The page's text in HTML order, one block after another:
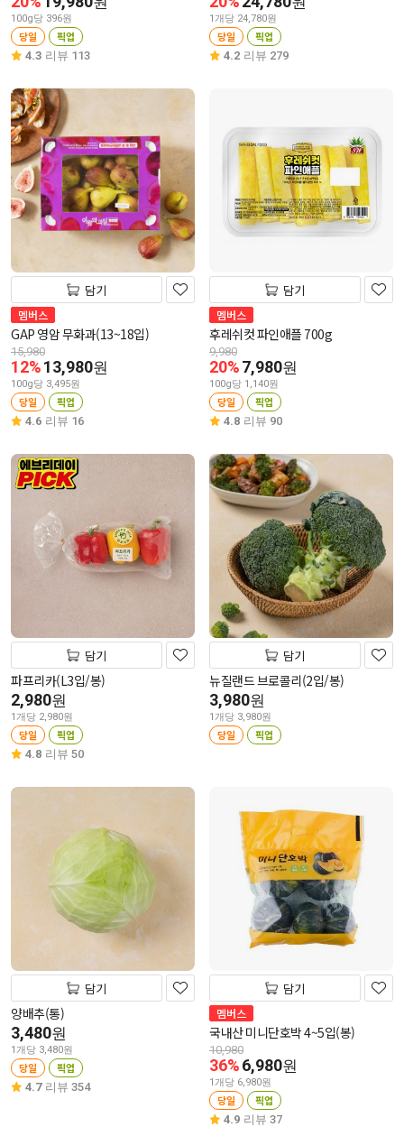
100g당 396원
당일 픽업
4.3 리뷰 113
1개당 24,780원
당일 픽업
4.2 리뷰 279
담기
멤버스
GAP 영암 무화과(13~18입)
15,980
12%13,980원
100g당 3,495원
당일 픽업
4.6 리뷰 16
담기
멤버스
후레쉬컷 파인애플 700g
9,980
20%7,980원
100g당 1,140원
당일 픽업
4.8 리뷰 90
담기
파프리카(L3입/봉)
2,980원
1개당 2,980원
당일 픽업
4.8 리뷰 50
담기
뉴질랜드 브로콜리(2입/봉)
3,980원
1개당 3,980원
당일 픽업
담기
양배추(통)
3,480원
1개당 3,480원
당일 픽업
4.7 리뷰 354
담기
멤버스
국내산 미니단호박 4~5입(봉)
10,980
36%6,980원
1개당 6,980원
당일 픽업
4.9 리뷰 37